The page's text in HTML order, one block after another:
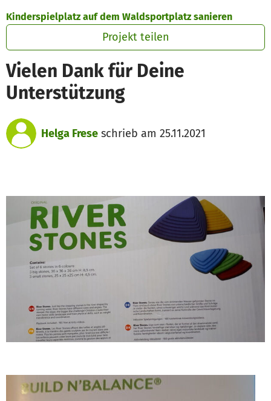
Kinderspielplatz auf dem Waldsportplatz sanieren
Projekt teilen
Vielen Dank für Deine
Unterstützung
Helga Frese schrieb am 25.11.2021